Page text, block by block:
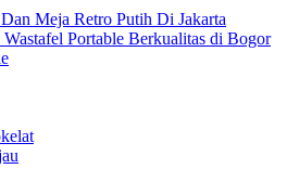
Meja Retro Putih Di Jakarta
Wastafel Portable Berkualitas di Bogor